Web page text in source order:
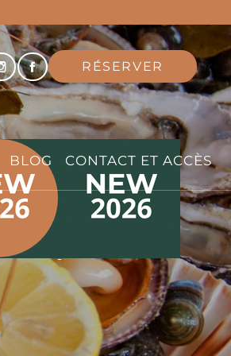
RÉSERVER
fr
EN
BLOG CONTACT ET ACCÈS